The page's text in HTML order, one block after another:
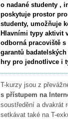
o nadané studenty ,
poskytuje prostor
studenty, umožňuje
Hlavními typy aktivit
odborná pracoviště
garantů
hry pro jednotlivce i
T-kurzy jsou z
s přístupem na
soustředění a dvakrát
setkávat také na T-